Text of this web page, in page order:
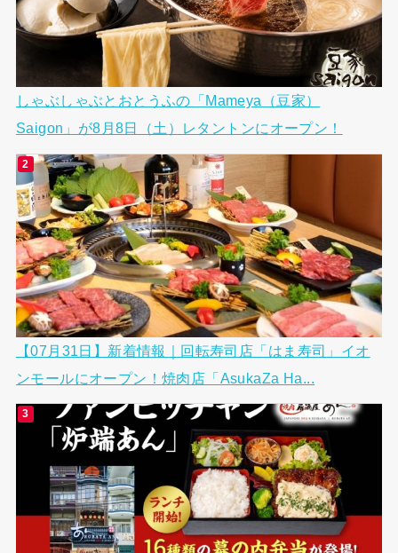
しゃぶしゃぶとおとうふの「Mameya（豆家）
Saigon」が8月8日（土）レタントンにオープン！
【07月31日】新着情報｜回転寿司店「はま寿司」イオ
ンモールにオープン！焼肉店「AsukaZa Ha...